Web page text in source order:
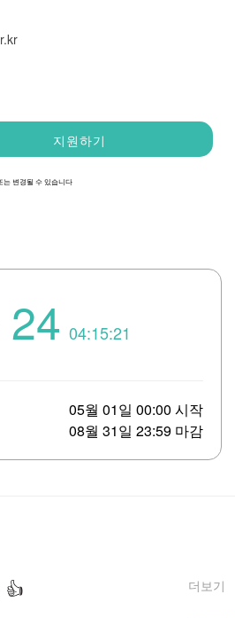
지원하기
는 변경될 수 있습니다
04:15:21
05월 01일 00:00 시작
08월 31일 23:59 마감
더보기
👍